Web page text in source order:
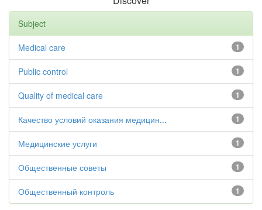
Subject
1
Medical care
1
Public control
1
Quality of medical care
1
Качество условий оказания медицин...
1
Медицинские услуги
1
Общественные советы
1
Общественный контроль